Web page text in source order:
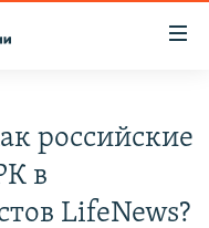
российские
в
LifeNews?